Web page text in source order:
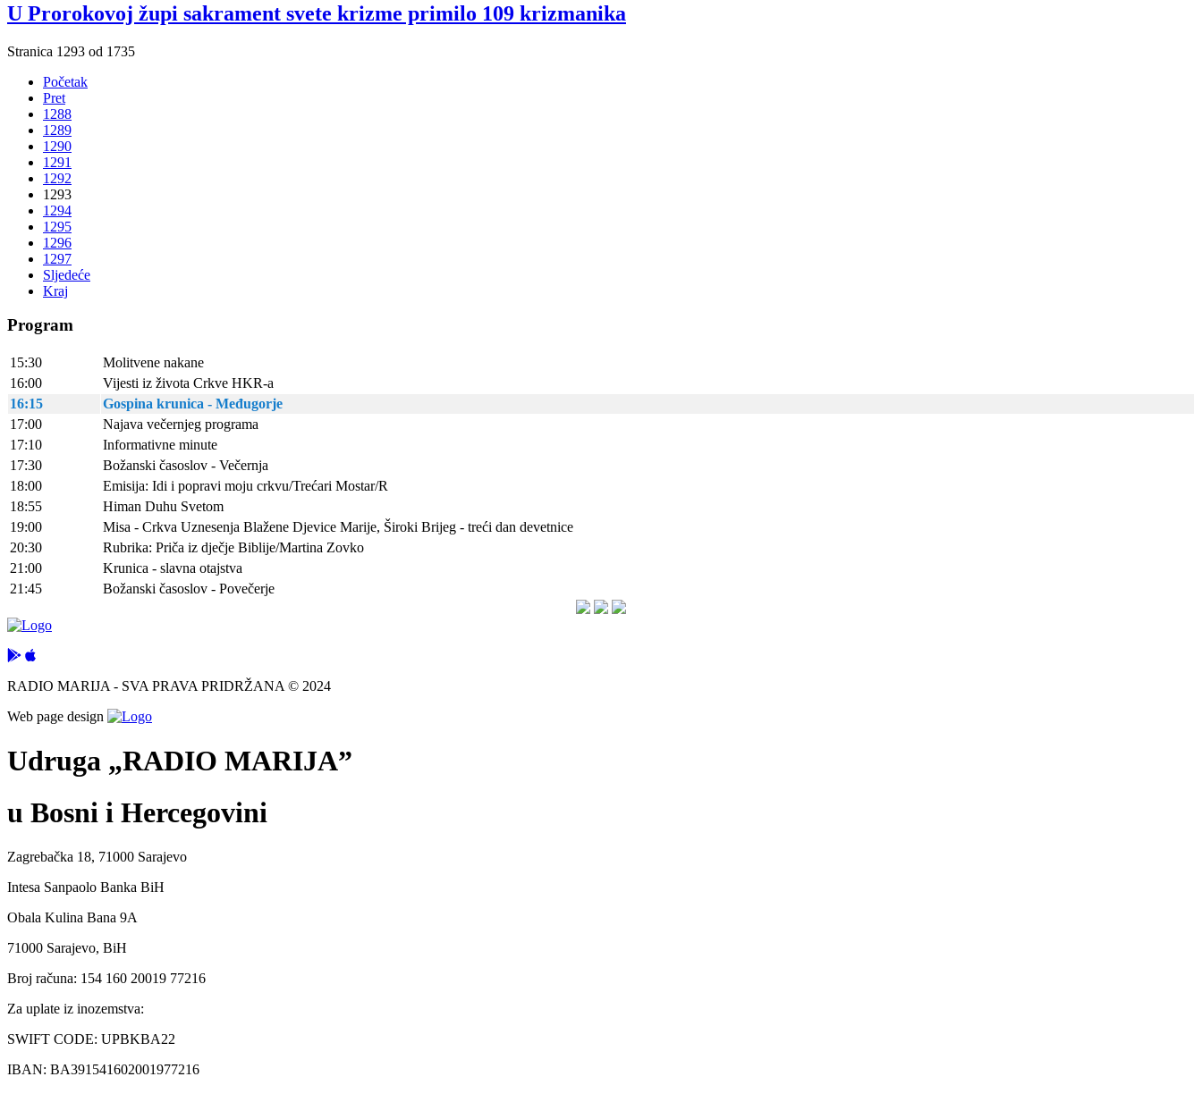
U Prorokovoj župi sakrament svete krizme primilo 109 krizmanika
Stranica 1293 od 1735
Početak
Pret
1288
1289
1290
1291
1292
1293
1294
1295
1296
1297
Sljedeće
Kraj
Program
15:30
Molitvene nakane
16:00
Vijesti iz života Crkve HKR-a
16:15
Gospina krunica - Međugorje
17:00
Najava večernjeg programa
17:10
Informativne minute
17:30
Božanski časoslov - Večernja
18:00
Emisija: Idi i popravi moju crkvu/Trećari Mostar/R
18:55
Himan Duhu Svetom
19:00
Misa - Crkva Uznesenja Blažene Djevice Marije, Široki Brijeg - treći dan devetnice
20:30
Rubrika: Priča iz dječje Biblije/Martina Zovko
21:00
Krunica - slavna otajstva
21:45
Božanski časoslov - Povečerje
RADIO MARIJA - SVA PRAVA PRIDRŽANA © 2024
Web page design
Udruga „RADIO MARIJA”
u Bosni i Hercegovini
Zagrebačka 18, 71000 Sarajevo
Intesa Sanpaolo Banka BiH
Obala Kulina Bana 9A
71000 Sarajevo, BiH
Broj računa: 154 160 20019 77216
Za uplate iz inozemstva:
SWIFT CODE: UPBKBA22
IBAN: BA391541602001977216